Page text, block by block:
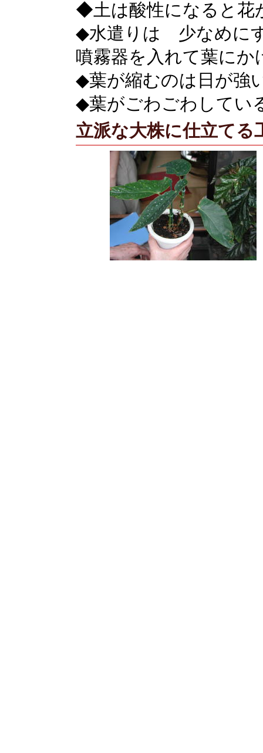
◆土は酸性になると花
◆水遣りは 少なめに
噴霧器を入れて葉にか
◆葉が縮むのは日が強
◆葉がごわごわして
立派な大株に仕立てる